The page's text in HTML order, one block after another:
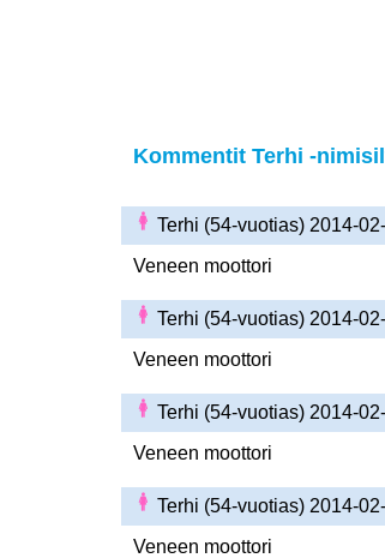
Kommentit Terhi -
Terhi (54-vuotias) 2014-
Veneen moottori
Terhi (54-vuotias) 2014-
Veneen moottori
Terhi (54-vuotias) 2014-
Veneen moottori
Terhi (54-vuotias) 2014-
Veneen moottori